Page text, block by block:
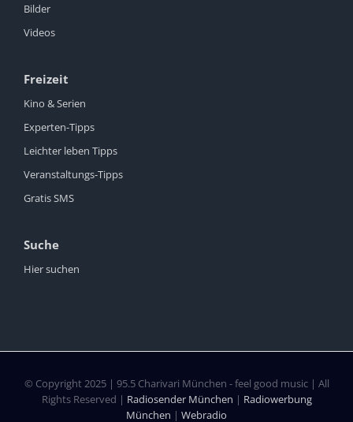
Bilder
Videos
Freizeit
Kino & Serien
Experten-Tipps
Leichter leben Tipps
Veranstaltungs-Tipps
Gratis SMS
Suche
Hier suchen
© Copyright 2025 | 95.5 Charivari München - feel good music | All
Rights Reserved | Radiosender München | Radiowerbung
München | Webradio